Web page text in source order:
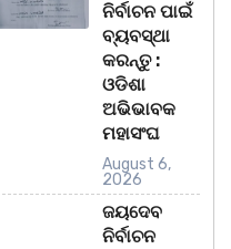
ନିର୍ବାଚନ ପାଇଁ
ବ୍ୟବସ୍ଥା
କରନ୍ତୁ :
ଓଡିଶା
ଅଭିଭାବକ
ମହାସଂଘ
August 6,
2026
ଜୟଦେବ
ନିର୍ବାଚନ